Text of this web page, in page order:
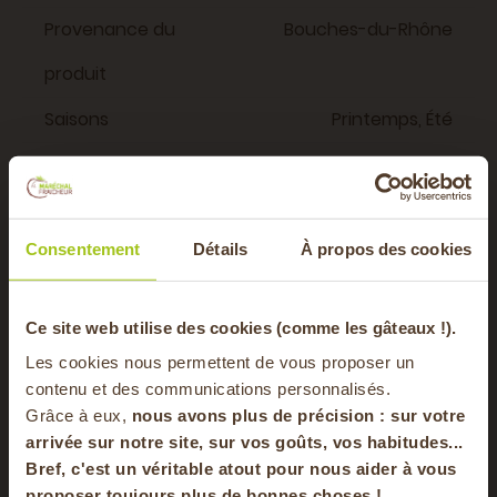
Consentement Détails À propos des cookies
Ce site web utilise des cookies (comme les gâteaux !).
Les cookies nous permettent de vous proposer un
contenu et des communications personnalisés.
Grâce à eux, nous avons plus de précision : sur votre
arrivée sur notre site, sur vos goûts, vos habitudes...
Bref, c'est un véritable atout pour nous aider à vous
Provenance du
produit
Bouches-du-Rhône
Saisons
Printemps, Été
Emballage
Vrac
Vous aimerez aussi
FRUITS
-20% offerts sur
votre panier
en vous inscrivant à notre newsletter